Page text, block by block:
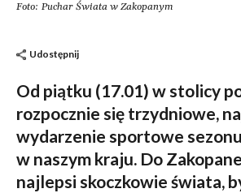
Foto: Puchar Świata w Zakopanym
Udostępnij
Od piątku (17.01) w stolicy
rozpocznie się trzydniowe,
wydarzenie sportowe
w naszym kraju. Do
najlepsi skoczkowie świata,